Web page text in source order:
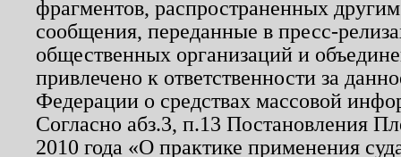
фрагментов, распространенных
сообщения, переданные в пресс-
общественных организаций и
привлечено к ответственности за
Федерации о средствах массовой
Согласно абз.3, п.13 Постановления
2010 года «О практике применения